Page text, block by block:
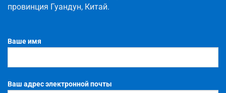
провинция Гуандун, Китай.
Ваше имя
Ваш адрес электронной почты